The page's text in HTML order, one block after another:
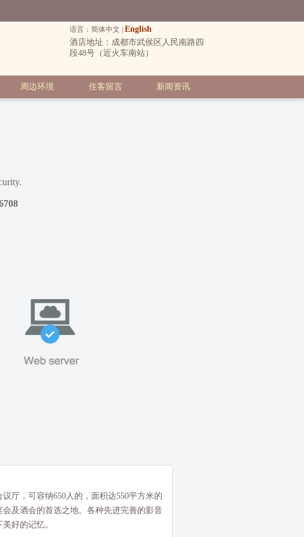
语言：简体中文 | English
酒店地址：成都市武侯区人民南路四
段48号（近火车南站）
周边环境 住客留言 新闻资讯
厅，可容纳650人的，面积达550平方米的
及酒会的首选之地。各种先进完善的影音
好的记忆。